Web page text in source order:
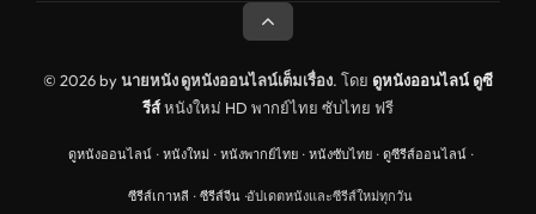
© 2026 byนายหนัง ดูหนังออนไลน์เต็มเรื่อง. โดย ดูหนังออนไลน์ ดูซี
รีส์หนังใหม่ HD พากย์ไทย ซับไทย ฟรี
ดูหนังออนไลน์ · หนังใหม่ · หนังพากย์ไทย · หนังซับไทย · ดูซีรีส์ออนไลน์ ·
ซีรีส์เกาหลี · ซีรีส์จีน ·อัปเดตหนังและซีรีส์ใหม่ทุกวัน